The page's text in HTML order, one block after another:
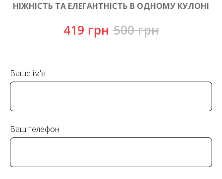
НІЖНІСТЬ ТА ЕЛЕГАНТНІСТЬ В ОДНОМУ КУЛОНІ
419 грн 500 грн
Ваше ім'я
Ваш телефон